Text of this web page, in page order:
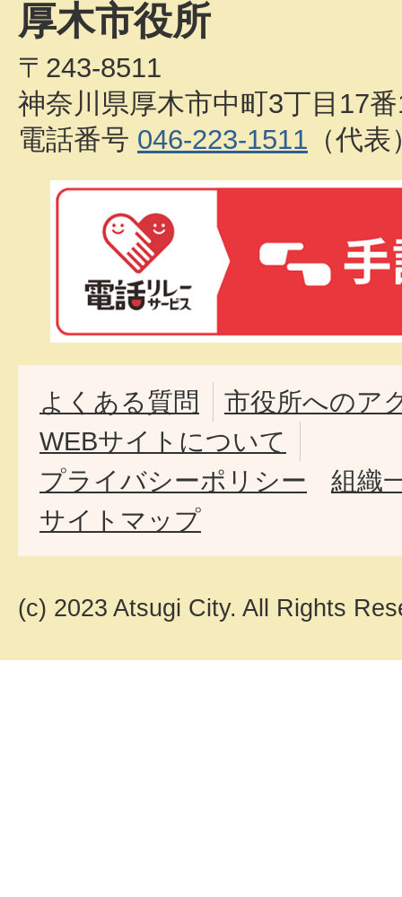
厚木市役所
〒243-8511
神奈川県厚木市中町3丁目17
電話番号 046-223-1511 （代表
よくある質問
市役所へのア
WEBサイトについて
プライバシーポリシー
組織
サイトマップ
(c) 2023 Atsugi City. All Rights